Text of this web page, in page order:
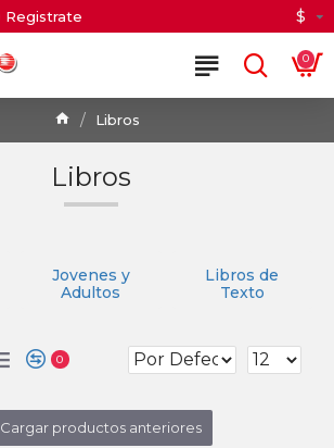
Registrate $
0
Libros
Libros
Jovenes y
Adultos
Libros de
Texto
0
Cargar productos anteriores